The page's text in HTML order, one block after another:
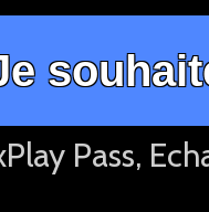
Pass,